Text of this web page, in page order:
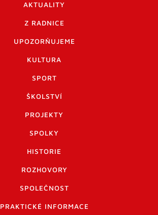
AKTUALITY
Z RADNICE
UPOZORŇUJEME
KULTURA
SPORT
ŠKOLSTVÍ
PROJEKTY
SPOLKY
HISTORIE
ROZHOVORY
SPOLEČNOST
PRAKTICKÉ INFORMACE